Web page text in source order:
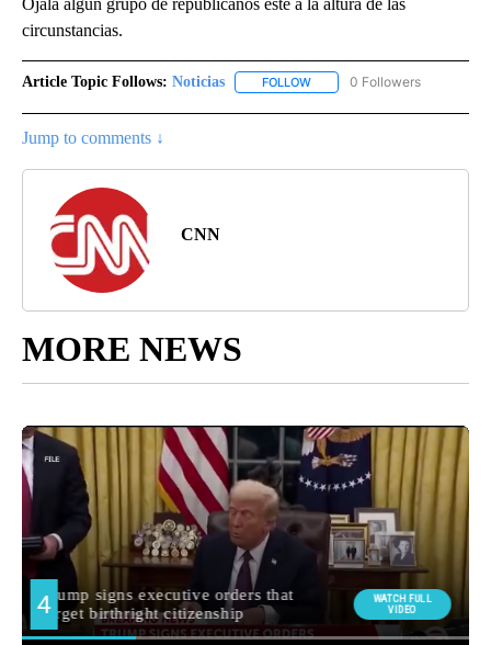
Ojalá algún grupo de republicanos esté a la altura de las
circunstancias.
Article Topic Follows: Noticias FOLLOW FOLLOW "NOTICIAS" TO
0 Followers
Jump to comments ↓
CNN
MORE NEWS